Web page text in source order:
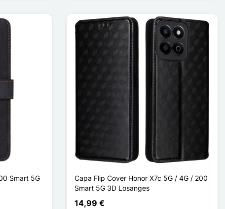
Smart 5G
Capa Flip Cover Honor X7c 5G / 4G / 200
Smart 5G 3D Losanges
14,99 €